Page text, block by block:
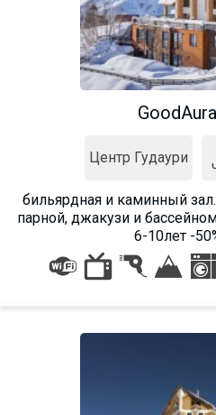
Центр Гудаури
бильярдная и каминный
парной, джакузи и
6-10лет -